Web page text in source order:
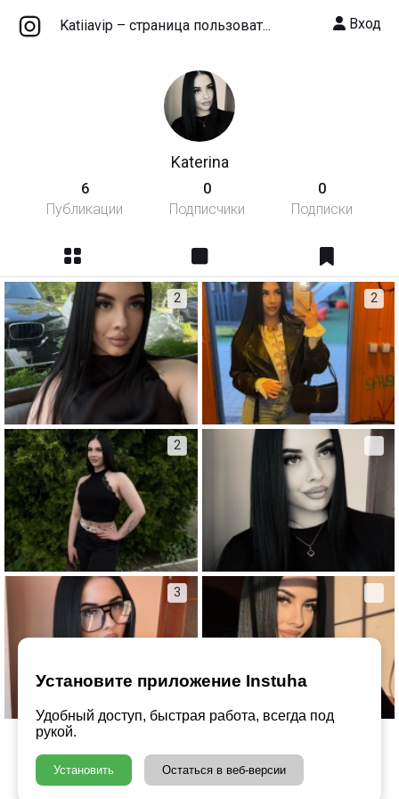
Установите приложение Instuha
Удобный доступ, быстрая работа, всегда под
рукой.
Установить Остаться в веб-версии
Katiiavip – cтраница пользоват... Вход
Katerina
6
Публикации
0
Подписчики
0
Подписки
2 2
2
3